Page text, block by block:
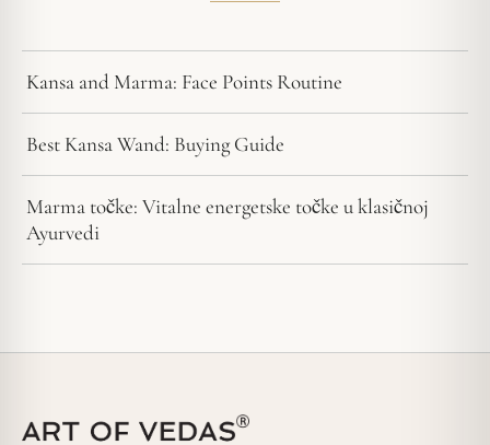
Kansa and Marma: Face Points Routine
Best Kansa Wand: Buying Guide
Marma točke: Vitalne energetske točke u klasičnoj
Ayurvedi